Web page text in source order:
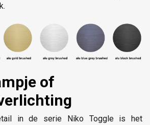
of
in de serie Niko Toggle is het